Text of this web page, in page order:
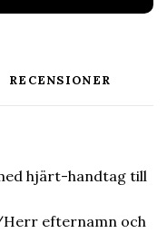
RECENSIONER
hjärt-handtag till
efternamn och